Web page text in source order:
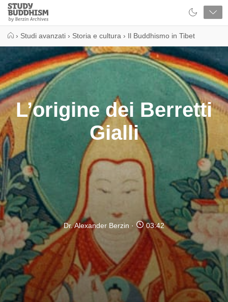
Close
Study
Buddhism
› Studi avanzati › Storia e cultura › Il Buddhismo in Tibet
L’origine dei Berretti
Gialli
Dr. Alexander Berzin 03:42